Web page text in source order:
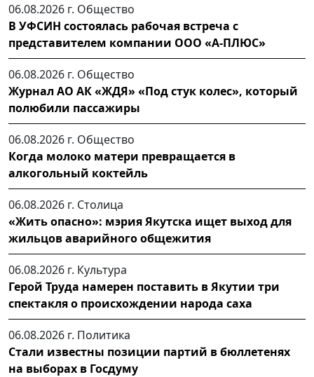
06.08.2026 г. Общество
В УФСИН состоялась рабочая встреча с
представителем компании ООО «А-ПЛЮС»
06.08.2026 г. Общество
Журнал АО АК «ЖДЯ» «Под стук колес», который
полюбили пассажиры
06.08.2026 г. Общество
Когда молоко матери превращается в
алкогольный коктейль
06.08.2026 г. Столица
«Жить опасно»: мэрия Якутска ищет выход для
жильцов аварийного общежития
06.08.2026 г. Культура
Герой Труда намерен поставить в Якутии три
спектакля о происхождении народа саха
06.08.2026 г. Политика
Стали известны позиции партий в бюллетенях
на выборах в Госдуму